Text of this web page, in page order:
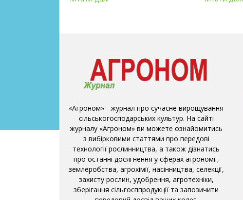
«Агроном» - журнал про сучасне вирощування
сільськогосподарських культур. На сайті
журналу «Агроном» ви можете ознайомитись
з вибірковими статтями про передові
технології рослинництва, а також дізнатись
про останні досягнення у сферах агрономії,
землеробства, агрохімії, насінництва, селекції,
захисту рослин, удобрення, агротехніки,
зберігання сільгосппродукції та запозичити